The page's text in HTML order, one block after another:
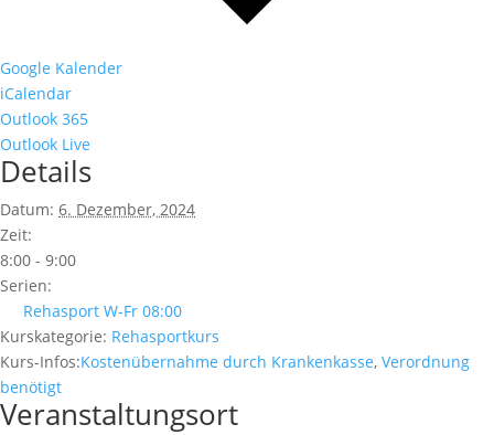
Google Kalender
iCalendar
Outlook 365
Outlook Live
Details
Datum: 6. Dezember, 2024
Zeit:
8:00 - 9:00
Serien:
Rehasport W-Fr 08:00
Kurskategorie: Rehasportkurs
Kurs-Infos:Kostenübernahme durch Krankenkasse, Verordnung
benötigt
Veranstaltungsort